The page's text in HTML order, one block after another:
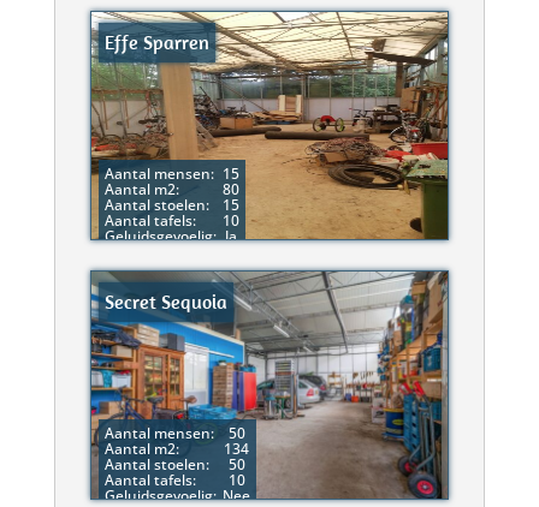
Effe Sparren
Aantal mensen: 15
Aantal m2: 80
Aantal stoelen: 15
Aantal tafels: 10
Geluidsgevoelig: Ja
Secret Sequoia
Aantal mensen: 50
Aantal m2: 134
Aantal stoelen: 50
Aantal tafels: 10
Geluidsgevoelig: Nee